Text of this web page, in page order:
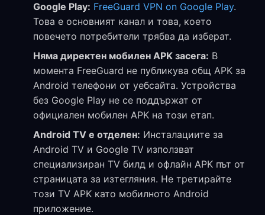
Google Play: FreeGuard VPN on Google Play.
Това е основният канал и това, което
повечето потребители трябва да изберат.
Няма директен мобилен APK засега: В
момента FreeGuard не публикува общ APK за
Android телефони от уебсайта. Устройства
без Google Play не се поддържат от
официален мобилен APK на този етап.
Android TV е отделен: Инсталациите за
Android TV и Google TV използват
специализиран TV билд и офлайн APK път от
страницата за изтегляния. Не третирайте
този TV APK като мобилното Android
приложение.